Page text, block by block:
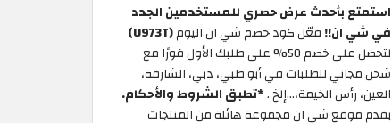
استمتع بأحدث عرض حصري للمستخدمين الجدد
في شي ان!! فعّل كود خصم شي ان اليوم(U973T)
لتحصل على خصم 50% على طلبك الأول فورًا مع
شحن مجاني للطلبات في أبو ظبي، دبي، الشارقة،
العين، رأس الخيمة،…إلخ .*تطبق الشروط والأحكام.
يقدم موقع شي ان مجموعة هائلة من المنتجات